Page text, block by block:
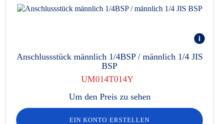
Anschlussstück männlich 1/4BSP / männlich 1/4 JIS
BSP
UM014T014Y
Um den Preis zu sehen
EIN KONTO ERSTELLEN